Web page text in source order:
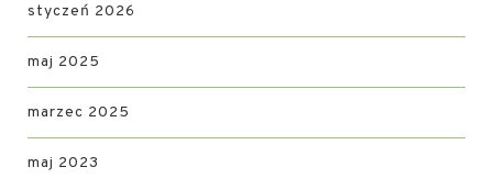
styczeń 2026
maj 2025
marzec 2025
maj 2023